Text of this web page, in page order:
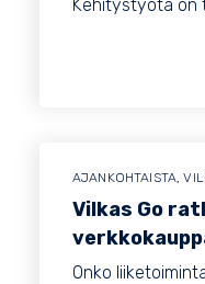
Kehitystyötä on
AJANKOHTAISTA,
Vilkas Go
Onko